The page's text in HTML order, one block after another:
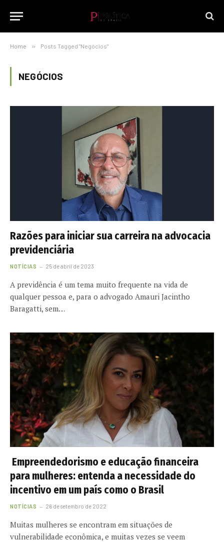
Home » Posts Tagged "Negócios"
NEGÓCIOS
Razões para iniciar sua carreira na advocacia
previdenciária
NOTÍCIAS 25 de abril de 2023
A previdência é um tema muito frequente na vida de
qualquer pessoa e, para o advogado Amauri Jacintho
Baragatti, sem…
Empreendedorismo e educação financeira
para mulheres: entenda a necessidade do
incentivo em um país como o Brasil
NOTÍCIAS 26 de setembro de 2022
Muitas mulheres se encontram em situações de
vulnerabilidade econômica, e muitas vezes se veem